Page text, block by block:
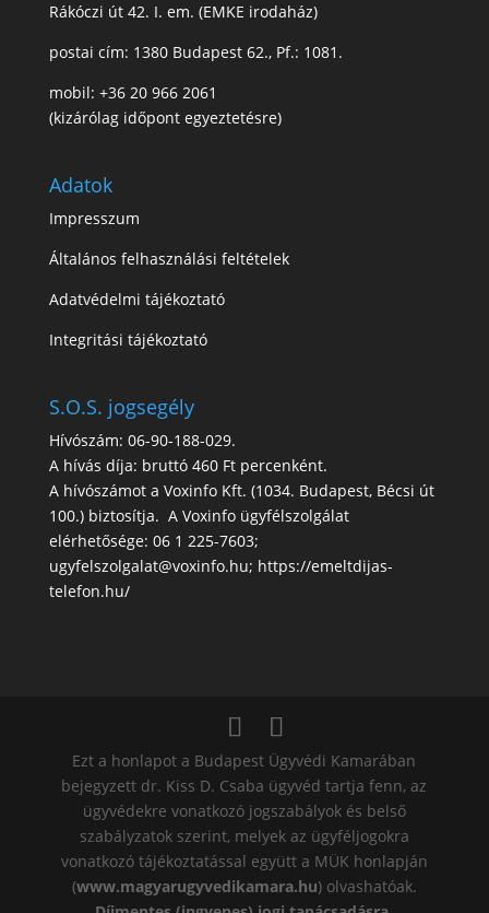
Rákóczi út 42. I. em. (EMKE irodaház)
postai cím: 1380 Budapest 62., Pf.: 1081.
mobil: +36 20 966 2061
(kizárólag időpont egyeztetésre)
Adatok
Impresszum
Általános felhasználási feltételek
Adatvédelmi tájékoztató
Integritási tájékoztató
S.O.S. jogsegély
Hívószám: 06-90-188-029.
A hívás díja: bruttó 460 Ft percenként.
A hívószámot a Voxinfo Kft. (1034. Budapest, Bécsi út
100.) biztosítja. A Voxinfo ügyfélszolgálat
elérhetősége: 06 1 225-7603;
ugyfelszolgalat@voxinfo.hu; https://emeltdijas-
telefon.hu/
Ezt a honlapot a Budapest Ügyvédi Kamarában
bejegyzett dr. Kiss D. Csaba ügyvéd tartja fenn, az
ügyvédekre vonatkozó jogszabályok és belső
szabályzatok szerint, melyek az ügyféljogokra
vonatkozó tájékoztatással együtt a MÜK honlapján
(www.magyarugyvedikamara.hu) olvashatóak.